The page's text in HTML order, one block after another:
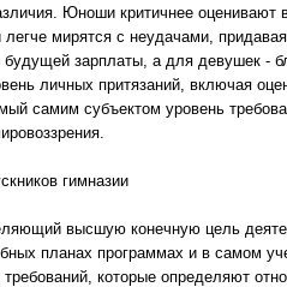
Юноши критичнее оценивают
мирятся с неудачами,
зарплаты, а для девушек -
личных притязаний, включая
самим субъектом уровень
гимназии
высшую конечную цель
планах программах и в самом
которые определяют